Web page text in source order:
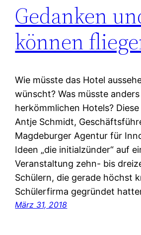
Gedanken
können
Wie müsste das Hotel
wünscht? Was müsste
herkömmlichen Hotels?
Antje Schmidt,
Magdeburger Agentur für
Ideen „die initialzünder“ auf
Veranstaltung zehn- bis
Schülern, die gerade höchst
Schülerfirma gegründet
März 31, 2018